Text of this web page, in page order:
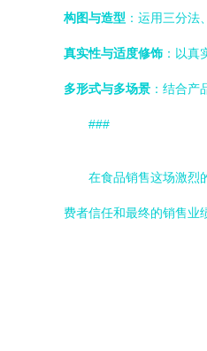
构图与造型 ：运用三分
真实性与适度修饰 ：以
多形式与多场景 ：结合
###
在食品销售这场激烈
费者信任和最终的销售业